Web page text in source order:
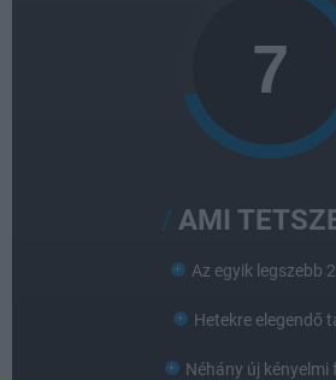
AMI
Az egyik legszebb
Hetekre elegendő
Néhány új kényelmi